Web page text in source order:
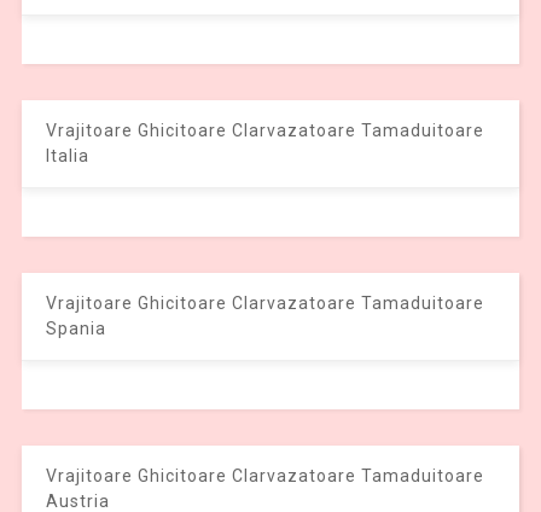
Vrajitoare Ghicitoare Clarvazatoare Tamaduitoare
Italia
Vrajitoare Ghicitoare Clarvazatoare Tamaduitoare
Spania
Vrajitoare Ghicitoare Clarvazatoare Tamaduitoare
Austria